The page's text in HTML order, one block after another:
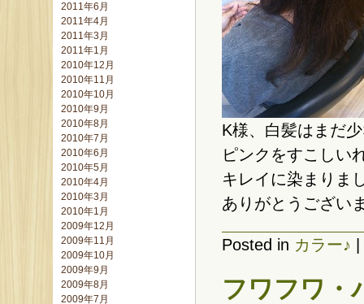
2011年6月
2011年4月
2011年3月
2011年1月
2010年12月
2010年11月
2010年10月
2010年9月
2010年8月
2010年7月
2010年6月
2010年5月
2010年4月
2010年3月
2010年1月
2009年12月
2009年11月
2009年10月
2009年9月
2009年8月
2009年7月
K様、白髪はまだ
ピンクをすこしい
キレイに染まりま
ありがとうござい
Posted in カラー♪
フワフワ